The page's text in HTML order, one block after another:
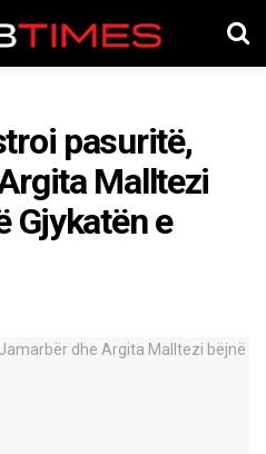
pasuritë,
Malltezi
Gjykatën e